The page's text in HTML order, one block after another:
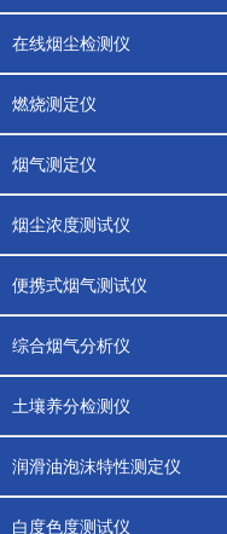
在线烟尘检测仪
燃烧测定仪
烟气测定仪
烟尘浓度测试仪
便携式烟气测试仪
综合烟气分析仪
土壤养分检测仪
润滑油泡沫特性测定仪
白度色度测试仪